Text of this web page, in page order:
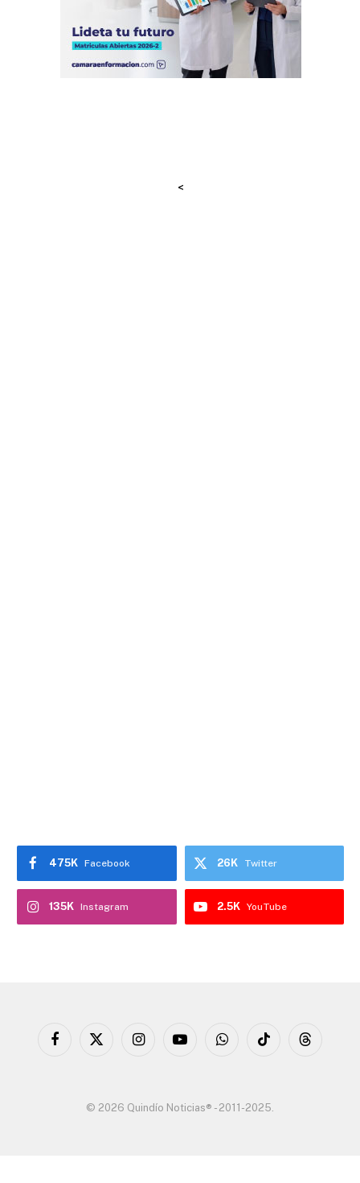
<
Facebook
475K Twitter
26K
Instagram
135K YouTube
2.5K
Facebook
X
InstagramYouTubeWhatsAppTikTok Threads
© 2026 Quindío Noticias® - 2011-2025.